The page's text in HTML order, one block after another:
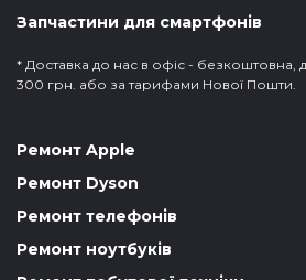
Запчастини для смартфонів
* Доставка до нас в офіс - безкоштовна,
300 грн. або за тарифами Нової Пошти.
Ремонт Apple
Ремонт Dyson
Ремонт телефонів
Ремонт ноутбуків